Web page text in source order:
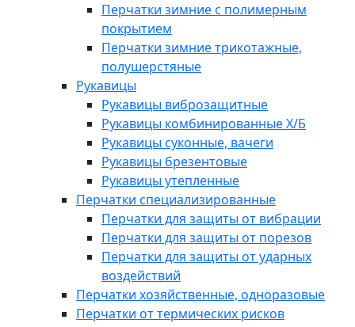
Перчатки зимние с полимерным
покрытием
Перчатки зимние трикотажные,
полушерстяные
Рукавицы
Рукавицы виброзащитные
Рукавицы комбинированные Х/Б
Рукавицы суконные, вачеги
Рукавицы брезентовые
Рукавицы утепленные
Перчатки специализированные
Перчатки для защиты от вибрации
Перчатки для защиты от порезов
Перчатки для защиты от ударных
воздействий
Перчатки хозяйственные, одноразовые
Перчатки от термических рисков